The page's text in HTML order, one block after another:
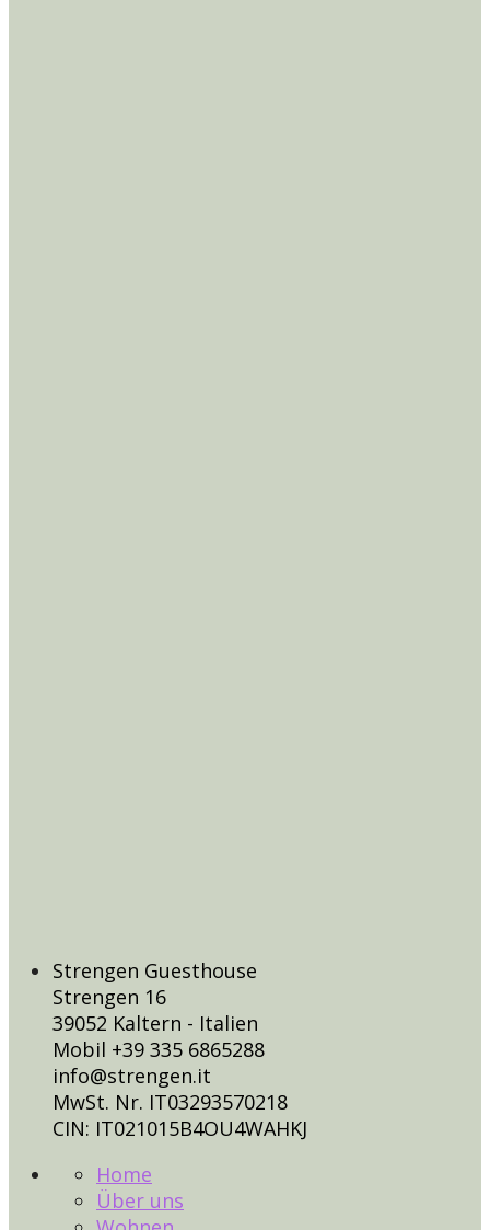
Strengen Guesthouse
Strengen 16
39052 Kaltern - Italien
Mobil +39 335 6865288
info@strengen.it
MwSt. Nr. IT03293570218
CIN: IT021015B4OU4WAHKJ
Home
Über uns